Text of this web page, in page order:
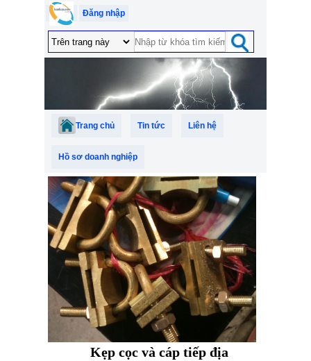
Đăng nhập
Trang chủ Tin tức Liên hệ
Hồ sơ doanh nghiệp
Kẹp cọc và cáp tiếp địa